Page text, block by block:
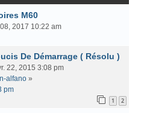
M60
2017 10:22 am
De Démarrage ( Résolu )
22, 2015 3:08 pm
alfano »
pm
1 2